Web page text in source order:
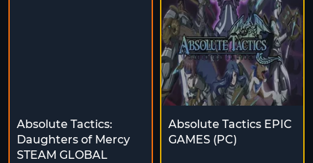
Absolute Tactics:
Daughters of Mercy
STEAM GLOBAL
Absolute Tactics EPIC
GAMES (PC)